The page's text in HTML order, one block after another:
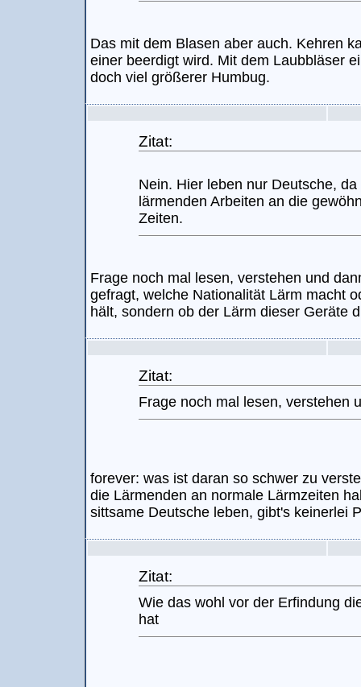
Das mit dem Blasen aber auch. Kehren
einer beerdigt wird. Mit dem Laubbläser
doch viel größerer Humbug.
Zitat:
Nein. Hier leben nur Deutsche,
lärmenden Arbeiten an die
Zeiten.
Frage noch mal lesen, verstehen und
gefragt, welche Nationalität Lärm macht
hält, sondern ob der Lärm dieser Geräte
Zitat:
Frage noch mal lesen, verstehen
forever: was ist daran so schwer zu
die Lärmenden an normale Lärmzeiten
sittsame Deutsche leben, gibt's keinerlei
Zitat:
Wie das wohl vor der Erfindung
hat